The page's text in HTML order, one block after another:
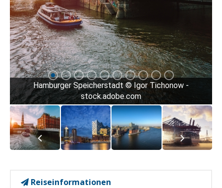
Hamburger Speicherstadt © Igor Tichonow -
stock.adobe.com
Reiseinformationen